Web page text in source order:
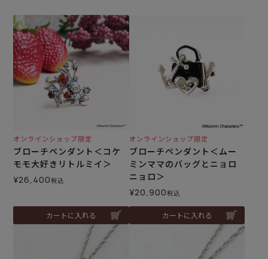
オンラインショップ限定
ブローチペンダント＜コケ
モモ大好きリトルミイ＞
¥26,400税込
カートに入れる
オンラインショップ限定
ブローチペンダント＜ムー
ミンママのバッグとニョロ
ニョロ＞
¥20,900税込
カートに入れる